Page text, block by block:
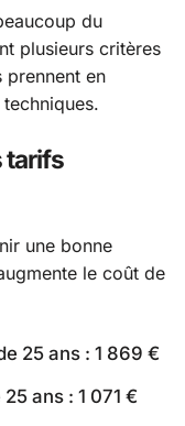
du
plusieurs critères
prennent en
tarifs
une bonne
le coût de
25 ans : 1 869 €
ans : 1 071 €